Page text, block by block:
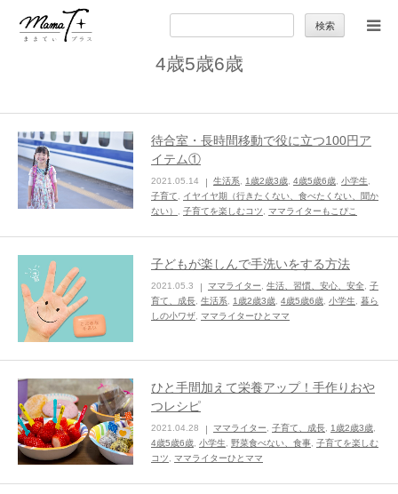
索:
4歳5歳6歳
待合室・長時間移動で役に立つ100円ア
イテム①
2021.05.14 生活系 1歳2歳3歳 4歳5歳6歳 小学生
子育て
イヤイヤ期（行きたくない、食べたくない、聞か
ない）
子育てを楽しむコツ ママライターもこぴこ
子どもが楽しんで手洗いをする方法
2021.05.3 ママライター 生活、習慣、安心、安全 子
育て、成長 生活系 1歳2歳3歳 4歳5歳6歳 小学生
暮ら
しの小ワザ ママライターひとママ
ひと手間加えて栄養アップ！手作りおや
つレシピ
2021.04.28 ママライター 子育て、成長 1歳2歳3歳
4歳5歳6歳 小学生 野菜食べない、食事 子育てを楽しむ
コツ
ママライターひとママ
セカンドキャリア
子育て
季節の行事やお出かけ
特集
ままてぃ編集部